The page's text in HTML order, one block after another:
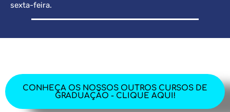
sexta-feira.
CONHEÇA OS NOSSOS OUTROS CURSOS DE
GRADUAÇÃO - CLIQUE AQUI!